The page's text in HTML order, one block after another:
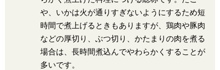
や、いかは火が通りすぎないようにするため短
時間で煮上げるときもありますが、鶏肉や豚肉
などの厚切り、ぶつ切り、かたまりの肉を煮る
場合は、長時間煮込んでやわらかくすることが
多いです。